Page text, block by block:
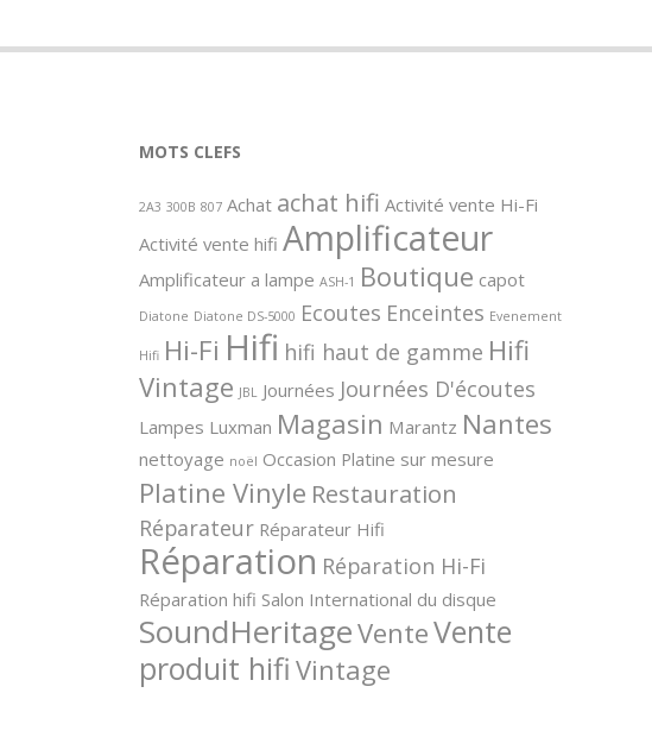
MOTS CLEFS
2A3 300B 807 Achat achat hifi Activité vente Hi-Fi
Activité vente hifi Amplificateur
Amplificateur a lampe ASH-1 Boutique capot
Diatone Diatone DS-5000 Ecoutes Enceintes Evenement
Hifi Hi-Fi Hifi hifi haut de gamme Hifi
Vintage JBL Journées Journées D'écoutes
Lampes Luxman Magasin Marantz Nantes
nettoyage noël Occasion Platine sur mesure
Platine Vinyle Restauration
Réparateur Réparateur Hifi
Réparation Réparation Hi-Fi
Réparation hifi Salon International du disque
SoundHeritageVenteVente
produit hifi Vintage